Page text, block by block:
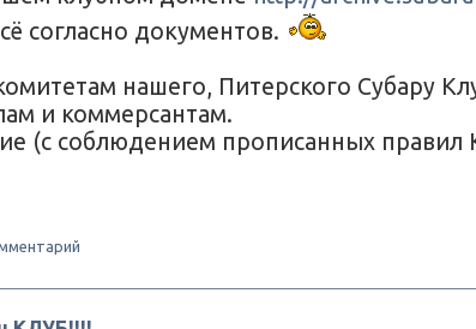
согласно документов.
нашего, Питерского Субару
и коммерсантам.
(с соблюдением прописанных правил